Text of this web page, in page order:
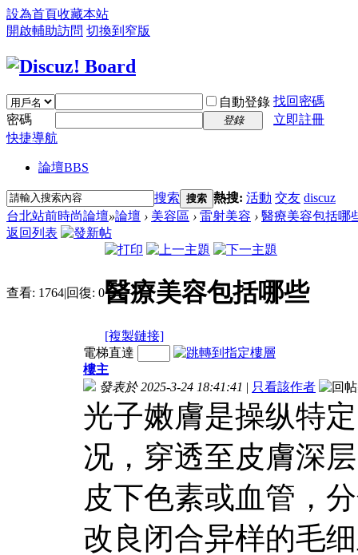
設為首頁收藏本站
開啟輔助訪問 切換到窄版
自動登錄 找回密碼
密碼
登錄
立即註冊
快捷導航
論壇BBS
搜索 搜索 熱搜: 活動 交友 discuz
台北站前時尚論壇»論壇 › 美容區 › 雷射美容 › 醫療美容包括哪
返回列表
查看: 1764|回復: 0醫療美容包括哪些
[複製鏈接]
電梯直達
樓主
發表於 2025-3-24 18:41:41 | 只看該作者
光子嫩膚是操纵特
况，穿透至皮膚深
皮下色素或血管，
改良闭合异样的毛